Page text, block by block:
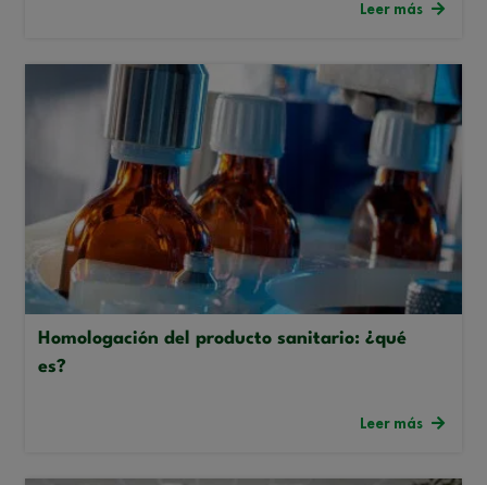
Leer más
Homologación del producto sanitario: ¿qué
es?
Leer más